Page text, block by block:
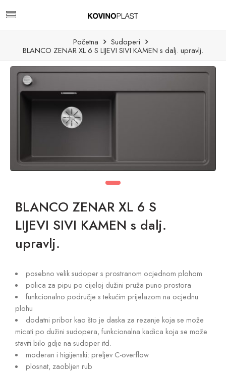
Početna
Sudoperi
BLANCO ZENAR XL 6 S LIJEVI SIVI KAMEN s dalj. upravlj.
BLANCO ZENAR XL 6 S
LIJEVI SIVI KAMEN s dalj.
upravlj.
posebno velik sudoper s prostranom ocjednom plohom
polica za pipu po cijeloj dužini pruža puno prostora
funkcionalno područje s tekućim prijelazom na ocjednu
plohu
dodatni pribor kao što je daska za rezanje koja se može
micati po dužini sudopera, funkcionalna kadica koja se može
staviti bilo gdje na sudoper itd.
moderan i higijenski: preljev C-overflow
plosnat, zaobljen rub